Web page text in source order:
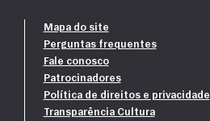
Mapa do site
Perguntas frequentes
Fale conosco
Patrocinadores
Política de direitos e privacidade
Transparência Cultura